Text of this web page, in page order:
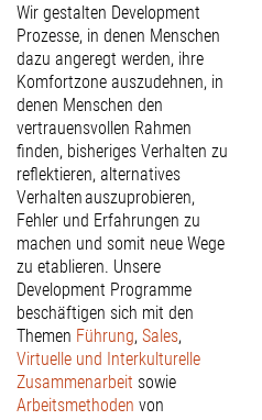
Wir gestalten Development
Prozesse, in denen Menschen
dazu angeregt werden, ihre
Komfortzone auszudehnen, in
denen Menschen den
vertrauensvollen Rahmen
finden, bisheriges Verhalten zu
reflektieren, alternatives
Verhalten auszuprobieren,
Fehler und Erfahrungen zu
machen und somit neue Wege
zu etablieren. Unsere
Development Programme
beschäftigen sich mit den
Themen Führung, Sales,
Virtuelle und Interkulturelle
Zusammenarbeit sowie
Arbeitsmethoden von